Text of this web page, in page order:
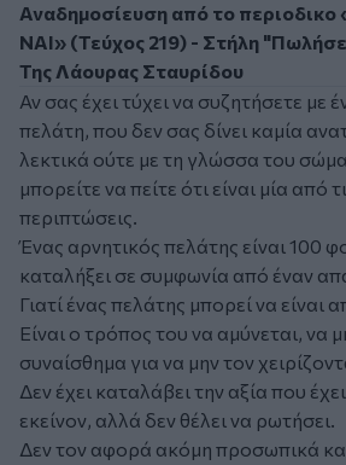
Αναδημοσίευση από το
ΝΑΙ» (Τεύχος 219) - Στήλη
Της Λάουρας Σταυρίδου
Αν σας έχει τύχει να συζητήσετε με
πελάτη, που δεν σας δίνει καμία
λεκτικά ούτε με τη γλώσσα του
μπορείτε να πείτε ότι είναι μία από
περιπτώσεις.
Ένας αρνητικός πελάτης είναι 100
καταλήξει σε συμφωνία από έναν
Γιατί ένας πελάτης μπορεί να είναι
Είναι ο τρόπος του να αμύνεται, να
συναίσθημα για να μην τον
Δεν έχει καταλάβει την αξία που
εκείνον, αλλά δεν θέλει να ρωτήσει.
Δεν τον αφορά ακόμη προσωπικά